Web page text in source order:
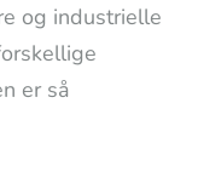
og industrielle
er så